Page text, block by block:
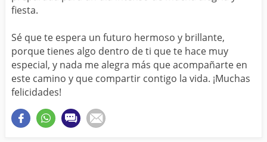
fiesta.
Sé que te espera un futuro hermoso y brillante,
porque tienes algo dentro de ti que te hace muy
especial, y nada me alegra más que acompañarte en
este camino y que compartir contigo la vida. ¡Muchas
felicidades!